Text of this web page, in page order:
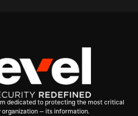
dedicated to protecting the most critical
organization — its information.